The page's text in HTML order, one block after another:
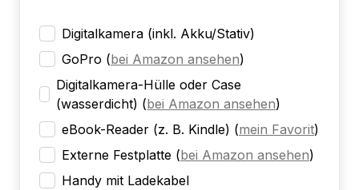
Digitalkamera (inkl. Akku/Stativ)
GoPro (bei Amazon ansehen)
Digitalkamera-Hülle oder Case
(wasserdicht) (bei Amazon ansehen)
eBook-Reader (z. B. Kindle) (mein Favorit)
Externe Festplatte (bei Amazon ansehen)
Handy mit Ladekabel